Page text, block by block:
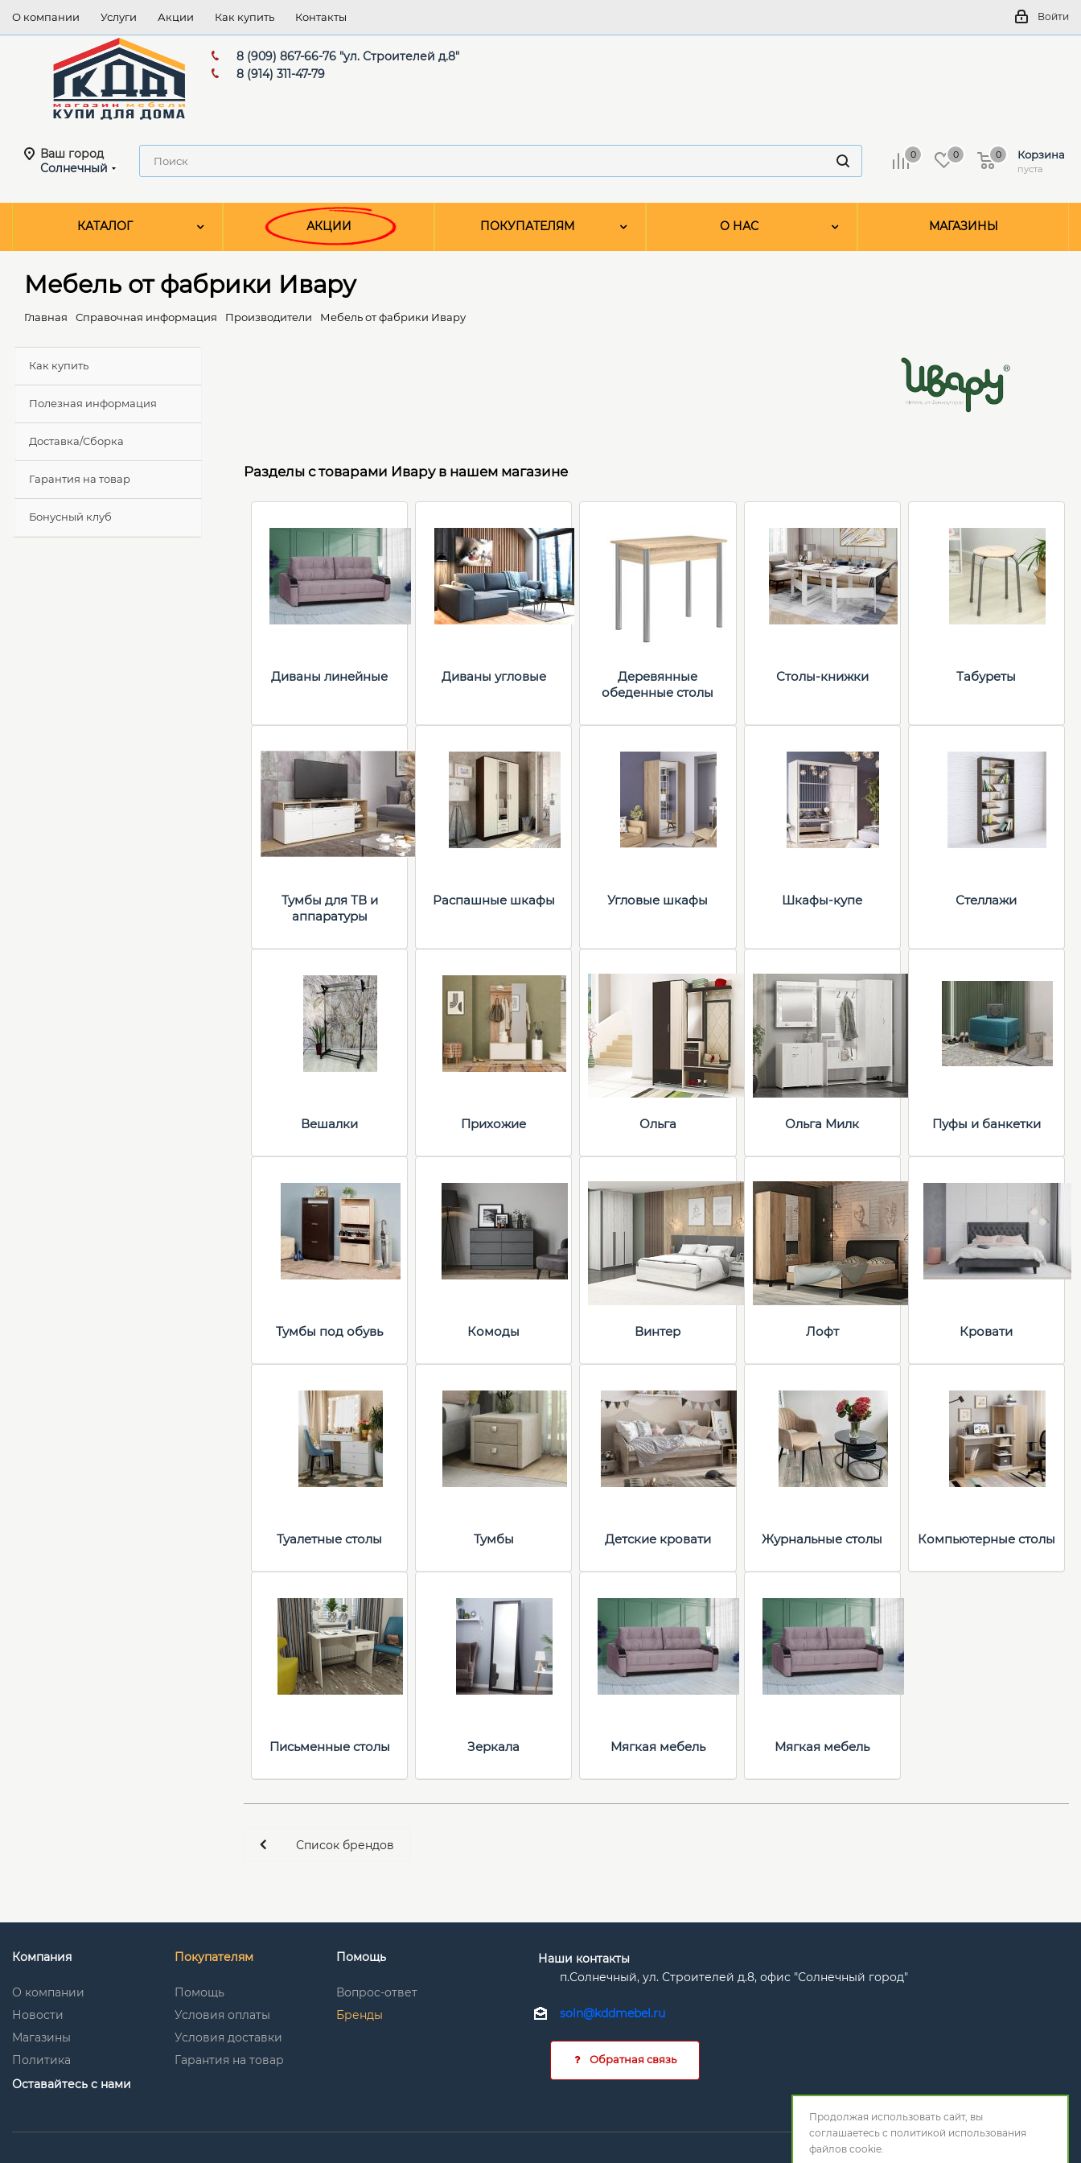
О компании Услуги Акции Как купить Контакты Войти
8 (909) 867-66-76 "ул. Строителей д.8"
8 (914) 311-47-79
Ваш город
Солнечный
0 0 Корзина
пуста
0
КАТАЛОГ АКЦИИ ПОКУПАТЕЛЯМ О НАС МАГАЗИНЫ
Мебель от фабрики Ивару
Главная Справочная информация Производители Мебель от фабрики Ивару
Разделы с товарами Ивару в нашем магазине
Диваны линейные Диваны угловые
Деревянные
обеденные столы
Столы-книжки Табуреты
Тумбы для ТВ и
аппаратуры
Распашные шкафы Угловые шкафы Шкафы-купе Стеллажи
Вешалки Прихожие Ольга Ольга Милк Пуфы и банкетки
Тумбы под обувь Комоды Винтер Лофт Кровати
Туалетные столы Тумбы Детские кровати Журнальные столы Компьютерные столы
Письменные столы Зеркала Мягкая мебель Мягкая мебель
Список брендов
Как купить
Полезная информация
Доставка/Сборка
Гарантия на товар
Бонусный клуб
Компания
О компании
Новости
Магазины
Политика
Покупателям
Помощь
Условия оплаты
Условия доставки
Гарантия на товар
Помощь
Вопрос-ответ
Бренды
Оставайтесь с нами
Наши контакты
п.Солнечный, ул. Строителей д.8, офис "Солнечный город"
soln@kddmebel.ru
Обратная связь
Продолжая использовать сайт, вы
соглашаетесь с политикой использования
файлов cookie.